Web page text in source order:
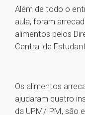
Além de todo o
aula, foram
alimentos pelos
Central de
Os alimentos
ajudaram quatro
da UPM/IPM, são